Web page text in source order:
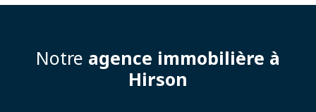
Notre agence immobilière à
Hirson